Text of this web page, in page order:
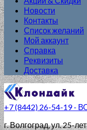
Новости
Контакты
Список желаний
Мой аккаунт
Справка
Реквизиты
Доставка
+7 (8442) 26-54-19 -
г. Волгоград, ул. 25-